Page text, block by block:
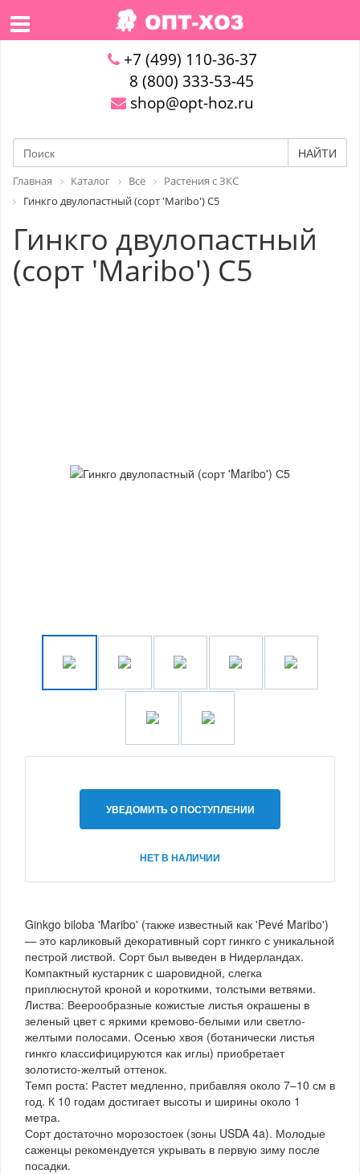
+7 (499) 110-36-37
8 (800) 333-53-45
shop@opt-hoz.ru
НАЙТИ
Главная Каталог Всё
Растения с ЗКС
Гинкго двулопастный (сорт 'Maribo') С5
Гинкго двулопастный
(сорт 'Maribo') С5
УВЕДОМИТЬ О ПОСТУПЛЕНИИ
НЕТ В НАЛИЧИИ
Ginkgo biloba 'Maribo' (также известный как 'Pevé Maribo')
— это карликовый декоративный сорт гинкго с уникальной
пестрой листвой. Сорт был выведен в Нидерландах.
Компактный кустарник с шаровидной, слегка
приплюснутой кроной и короткими, толстыми ветвями.
Листва: Веерообразные кожистые листья окрашены в
зеленый цвет с яркими кремово-белыми или светло-
желтыми полосами. Осенью хвоя (ботанически листья
гинкго классифицируются как иглы) приобретает
золотисто-желтый оттенок.
Темп роста: Растет медленно, прибавляя около 7–10 см в
год. К 10 годам достигает высоты и ширины около 1
метра.
Сорт достаточно морозостоек (зоны USDA 4a). Молодые
саженцы рекомендуется укрывать в первую зиму после
посадки.